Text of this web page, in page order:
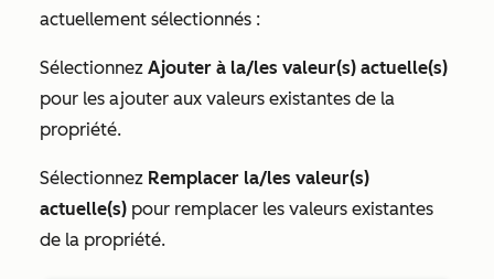
actuellement sélectionnés :
Sélectionnez Ajouter à la/les valeur(s) actuelle(s)
pour les ajouter aux valeurs existantes de la
propriété.
Sélectionnez Remplacer la/les valeur(s)
actuelle(s) pour remplacer les valeurs existantes
de la propriété.